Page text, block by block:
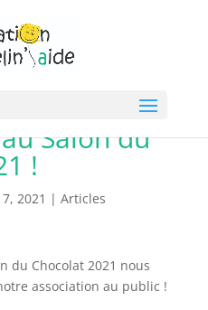
Salon du
!
2021 | Articles
du Chocolat 2021 nous
association au public !